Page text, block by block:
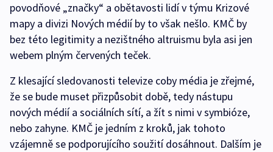
povodňové „značky“ a obětavosti lidí v týmu Krizové
mapy a divizi Nových médií by to však nešlo. KMČ by
bez této legitimity a nezištného altruismu byla asi jen
webem plným červených teček.
Z klesající sledovanosti televize coby média je zřejmé,
že se bude muset přizpůsobit době, tedy nástupu
nových médií a sociálních sítí, a žít s nimi v symbióze,
nebo zahyne. KMČ je jedním z kroků, jak tohoto
vzájemně se podporujícího soužití dosáhnout. Dalším je